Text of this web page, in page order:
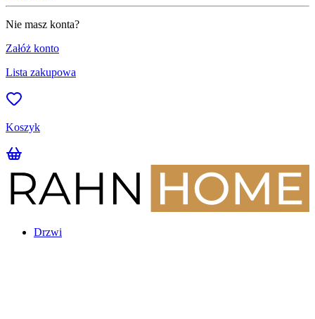
Nie masz konta?
Załóż konto
Lista zakupowa
Koszyk
Drzwi